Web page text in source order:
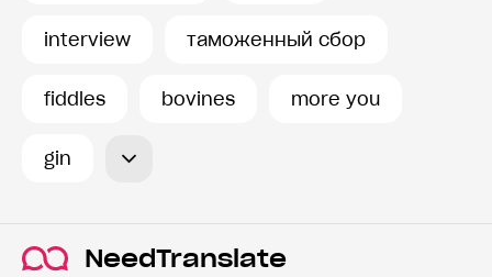
interview таможенный сбор
fiddles bovines more you
gin
NeedTranslate